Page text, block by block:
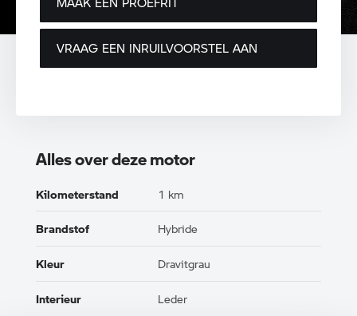
VRAAG EEN INRUILVOORSTEL AAN
Alles over deze motor
Kilometerstand 1 km
Brandstof Hybride
Kleur Dravitgrau
Interieur Leder